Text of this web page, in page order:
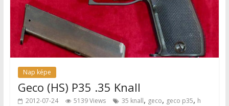
Nap képe
Geco (HS) P35 .35 Knall
2012-07-24 5139 Views 35 knall, geco, geco p35, h